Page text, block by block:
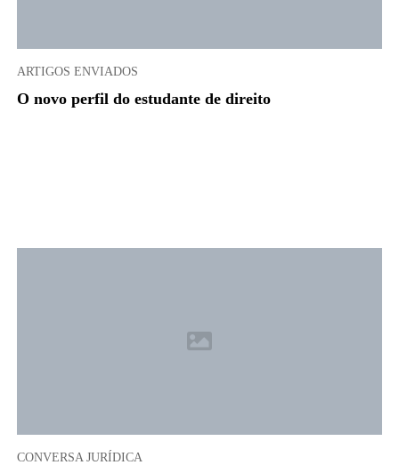
ARTIGOS ENVIADOS
O novo perfil do estudante de direito
CONVERSA JURÍDICA